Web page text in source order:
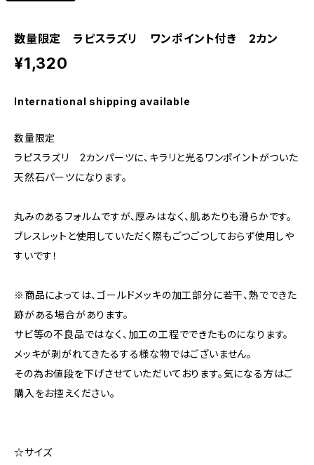
数量限定 ラピスラズリ ワンポイント付き 2カン
¥1,320
International shipping available
数量限定
ラピスラズリ 2カンパーツに、キラリと光るワンポイントがついた
天然石パーツになります。
丸みのあるフォルムですが、厚みはなく、肌あたりも滑らかです。
ブレスレットと使用していただく際もごつごつしておらず使用しや
すいです！
※商品によっては、ゴールドメッキの加工部分に若干、熱でできた
跡がある場合があります。
サビ等の不良品ではなく、加工の工程でできたものになります。
メッキが剥がれてきたるする様な物ではございません。
その為お値段を下げさせていただいております。気になる方はご
購入をお控えください。
☆サイズ